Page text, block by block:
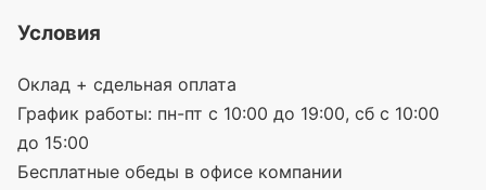
Условия
Оклад + сдельная оплата
График работы: пн-пт с 10:00 до 19:00, сб с 10:00
до 15:00
Бесплатные обеды в офисе компании